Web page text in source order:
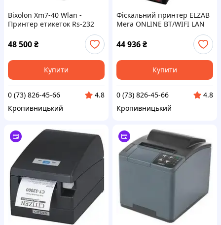
Bixolon Xm7-40 Wlan -
Принтер етикеток Rs-232
48 500₴
Купити
0 (73) 826-45-66
4.8
Кропивницький
Фіскальний принтер ELZAB
Mera ONLINE BT/WIFI LAN
44 936₴
Купити
0 (73) 826-45-66
4.8
Кропивницький